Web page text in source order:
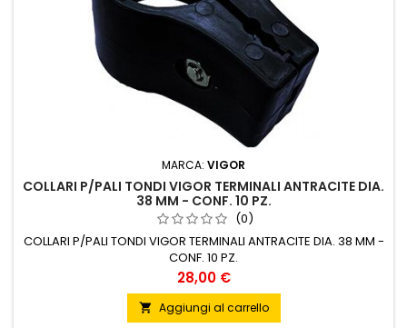
MARCA: VIGOR
COLLARI P/PALI TONDI VIGOR TERMINALI ANTRACITE DIA.
38 MM - CONF. 10 PZ.
(0)
COLLARI P/PALI TONDI VIGOR TERMINALI ANTRACITE DIA. 38 MM -
CONF. 10 PZ.
Prezzo
28,00 €
 Aggiungi al carrello